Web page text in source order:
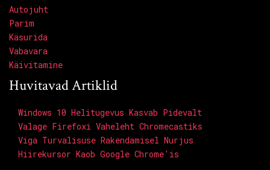
Autojuht
Parim
Käsurida
Vabavara
Käivitamine
Huvitavad Artiklid
Windows 10 Helitugevus Kasvab Pidevalt
Valage Firefoxi Vaheleht Chromecastiks
Viga Turvalisuse Rakendamisel Nurjus
Hiirekursor Kaob Google Chrome'is